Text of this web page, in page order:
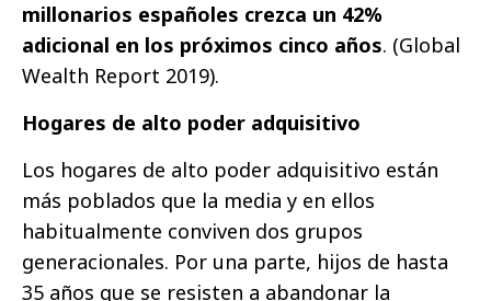
millonarios españoles crezca un 42%
adicional en los próximos cinco años. (Global
Wealth Report 2019).
Hogares de alto poder adquisitivo
Los hogares de alto poder adquisitivo están
más poblados que la media y en ellos
habitualmente conviven dos grupos
generacionales. Por una parte, hijos de hasta
35 años que se resisten a abandonar la